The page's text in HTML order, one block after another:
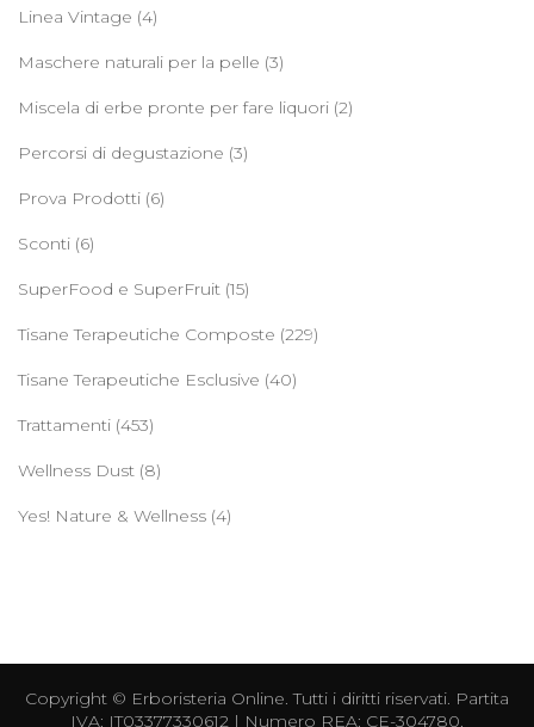
Linea Vintage (4)
Maschere naturali per la pelle (3)
Miscela di erbe pronte per fare liquori (2)
Percorsi di degustazione (3)
Prova Prodotti (6)
Sconti (6)
SuperFood e SuperFruit (15)
Tisane Terapeutiche Composte (229)
Tisane Terapeutiche Esclusive (40)
Trattamenti (453)
Wellness Dust (8)
Yes! Nature & Wellness (4)
Copyright © Erboristeria Online. Tutti i diritti riservati. Partita
IVA: IT03377330612 | Numero REA: CE-304780.